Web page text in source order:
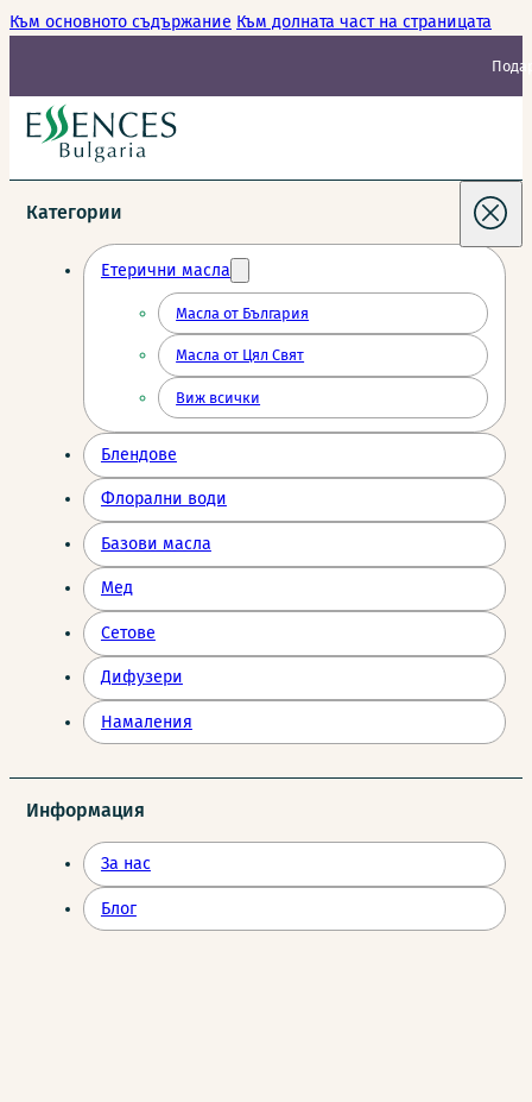
Към основното съдържание Към долната част на страницата
Категории
Етерични масла
Масла от България
Масла от Цял Свят
Виж всички
Блендове
Флорални води
Базови масла
Мед
Сетове
Дифузери
Намаления
Информация
За нас
Блог